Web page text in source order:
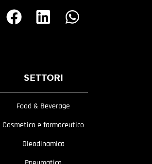
SETTORI
Food & Beverage
Cosmetico e farmaceutico
Oleodinamica